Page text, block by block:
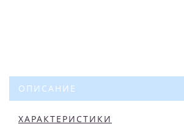
ОПИСАНИЕ
ХАРАКТЕРИСТИКИ